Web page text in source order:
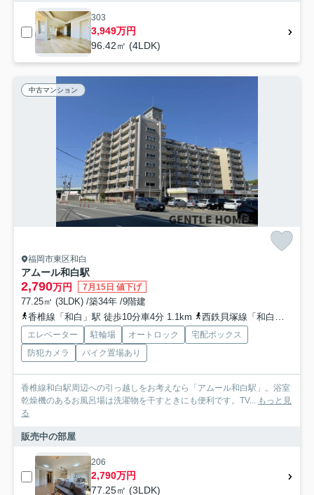
303
3,949万円
96.42㎡ (4LDK)
中古マンション
福岡市東区和白
アムール和白駅
2,790万円 7月15日 値下げ
77.25㎡ (3LDK) /築34年 /9階建
香椎線「和白」駅 徒歩10分車4分 1.1km
西鉄貝塚線「和白」駅 徒歩10分車5分 1.1km
エレベーター 駐輪場 オートロック
宅配ボックス
防犯カメラ
バイク置場あり
香椎線和白駅周辺への引っ越しをお考えなら「アムール和白駅」。浴室
乾燥機のあるお風呂場は洗濯物を干すときにも便利です。TV... もっと見
る
販売中の部屋
206
2,790万円
77.25㎡ (3LDK)